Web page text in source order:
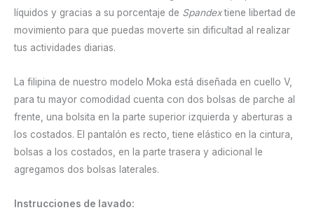
líquidos y gracias a su porcentaje de Spandextiene libertad de
movimiento para que puedas moverte sin dificultad al realizar
tus actividades diarias.
La filipina de nuestro modelo Moka está diseñada en cuello V,
para tu mayor comodidad cuenta con dos bolsas de parche al
frente, una bolsita en la parte superior izquierda y aberturas a
los costados. El pantalón es recto, tiene elástico en la cintura,
bolsas a los costados, en la parte trasera y adicional le
agregamos dos bolsas laterales.
Instrucciones de lavado: